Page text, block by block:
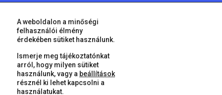
© 2026 Győr Megyei Jogú Város • Minden jog fenntartva!
A weboldalon a minőségi
felhasználói élmény
érdekében sütiket használunk.
Ismerje meg tájékoztatónkat
arról, hogy milyen sütiket
használunk, vagy a beállítások
résznél ki lehet kapcsolni a
használatukat.